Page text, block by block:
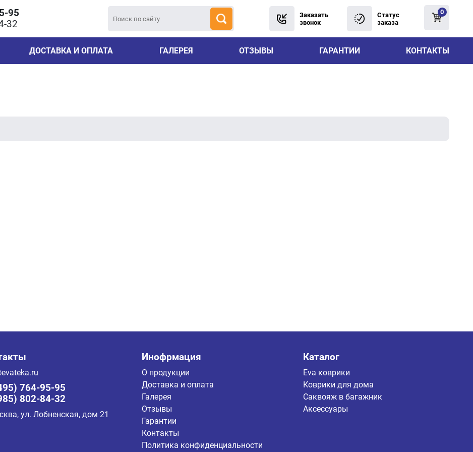
95
32
Заказать
звонок
Статус
заказа
0
ДОСТАВКА И ОПЛАТА ГАЛЕРЕЯ ОТЗЫВЫ ГАРАНТИИ КОНТАКТЫ
764-95-95
802-84-32
ул. Лобненская, дом 21
Инофрмация
О продукции
Доставка и оплата
Галерея
Отзывы
Гарантии
Контакты
Политика конфиденциальности
Каталог
Eva коврики
Коврики для дома
Саквояж в багажник
Аксессуары